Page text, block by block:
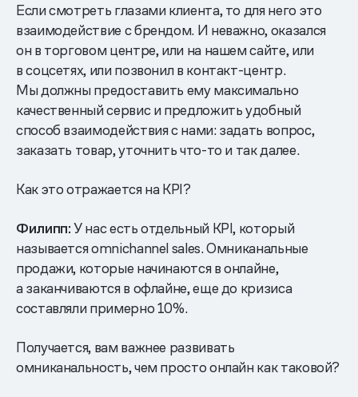
Если смотреть глазами клиента, то для него это
взаимодействие с брендом. И неважно, оказался
он в торговом центре, или на нашем сайте, или
в соцсетях, или позвонил в контакт-центр.
Мы должны предоставить ему максимально
качественный сервис и предложить удобный
способ взаимодействия с нами: задать вопрос,
заказать товар, уточнить что-то и так далее.
Как это отражается на KPI?
Филипп:У нас есть отдельный KPI, который
называется omnichannel sales. Омниканальные
продажи, которые начинаются в онлайне,
а заканчиваются в офлайне, еще до кризиса
составляли примерно 10%.
Получается, вам важнее развивать
омниканальность, чем просто онлайн как таковой?